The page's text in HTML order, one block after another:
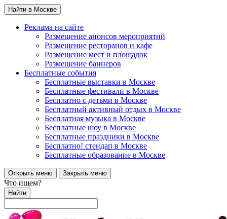
Найти в Москве
Реклама на сайте
Размещение анонсов мероприятий
Размещение ресторанов и кафе
Размещение мест и площадок
Размещение баннеров
Бесплатные события
Бесплатные выставки в Москве
Бесплатные фестивали в Москве
Бесплатно с детьми в Москве
Бесплатный активный отдых в Москве
Бесплатная музыка в Москве
Бесплатные шоу в Москве
Бесплатные праздники в Москве
Бесплатно! стендап в Москве
Бесплатные образование в Москве
Открыть меню Закрыть меню
Что ищем?
Найти